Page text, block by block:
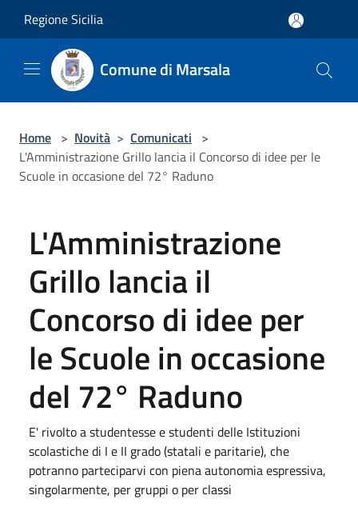
Regione Sicilia
Comune di Marsala
Home > Novità > Comunicati >
L'Amministrazione Grillo lancia il Concorso di idee per le
Scuole in occasione del 72° Raduno
L'Amministrazione
Grillo lancia il
Concorso di idee per
le Scuole in occasione
del 72° Raduno
E' rivolto a studentesse e studenti delle Istituzioni
scolastiche di I e II grado (statali e paritarie), che
potranno parteciparvi con piena autonomia espressiva,
singolarmente, per gruppi o per classi